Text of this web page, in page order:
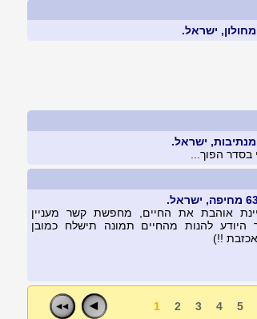
הפוך...
אוהבת את החיים, מחפשת קשר מעניין
היודע להנות מהחיים תמונה תישלח כמובן
!!)
1 2 3 4 5